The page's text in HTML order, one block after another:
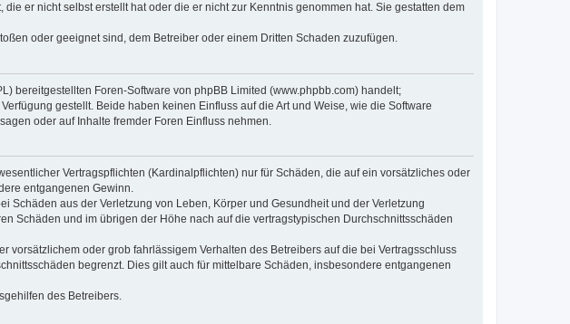
er nicht selbst erstellt hat oder die er nicht zur Kenntnis genommen hat. Sie gestatten dem
oder geeignet sind, dem Betreiber oder einem Dritten Schaden zuzufügen.
bereitgestellten Foren-Software von phpBB Limited (www.phpbb.com) handelt;
gestellt. Beide haben keinen Einfluss auf die Art und Weise, wie die Software
oder auf Inhalte fremder Foren Einfluss nehmen.
Vertragspflichten (Kardinalpflichten) nur für Schäden, die auf ein vorsätzliches oder
entgangenen Gewinn.
Schäden aus der Verletzung von Leben, Körper und Gesundheit und der Verletzung
Schäden und im übrigen der Höhe nach auf die vertragstypischen Durchschnittsschäden
oder grob fahrlässigem Verhalten des Betreibers auf die bei Vertragsschluss
begrenzt. Dies gilt auch für mittelbare Schäden, insbesondere entgangenen
des Betreibers.